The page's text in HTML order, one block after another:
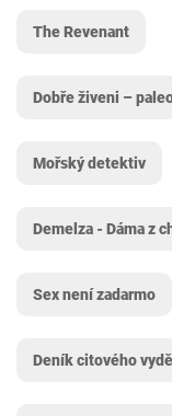
The Revenant
Dobře živeni –
Mořský detektiv
Demelza - Dáma z
Sex není zadarmo
Deník citového